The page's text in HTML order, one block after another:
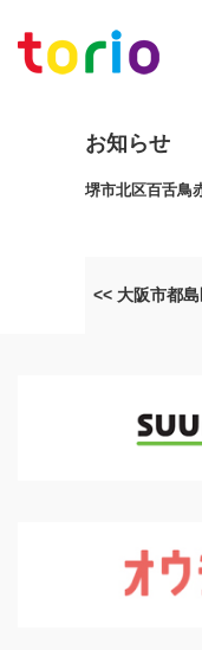
お知らせ
堺市北区百舌
<< 大阪市都